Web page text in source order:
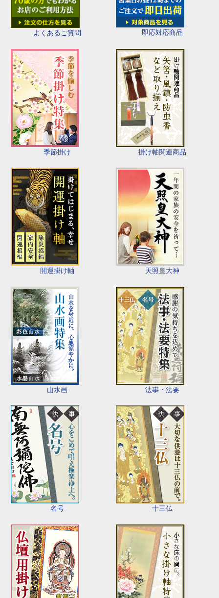
よくあるご質問 即応対応商品
季節掛け 掛け軸関連商品
開運掛け軸 天照皇大神
山水画 法事・法要
名号 十三仏